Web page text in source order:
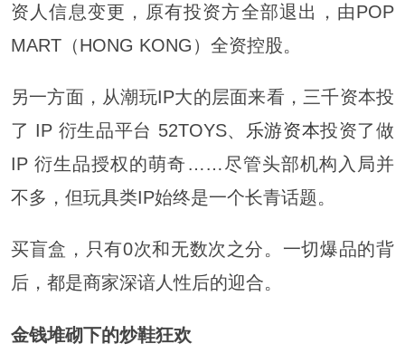
资人信息变更，原有投资方全部退出，由POP
MART（HONG KONG）全资控股。
另一方面，从潮玩IP大的层面来看，三千资本投
了 IP 衍生品平台 52TOYS、
乐游资本投资了做
IP 衍生品授权的萌奇……尽管头部机构入局并
不多，但玩具类IP始终是一个长青话题。
买盲盒，只有0次和无数次之分。一切爆品的背
后，都是商家深谙人性后的迎合。
金钱堆砌下的炒鞋狂欢